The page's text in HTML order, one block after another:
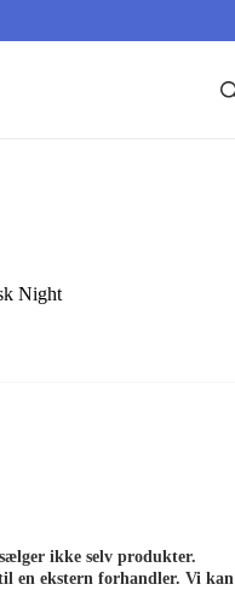
Night
ikke selv produkter.
en ekstern forhandler. Vi kan